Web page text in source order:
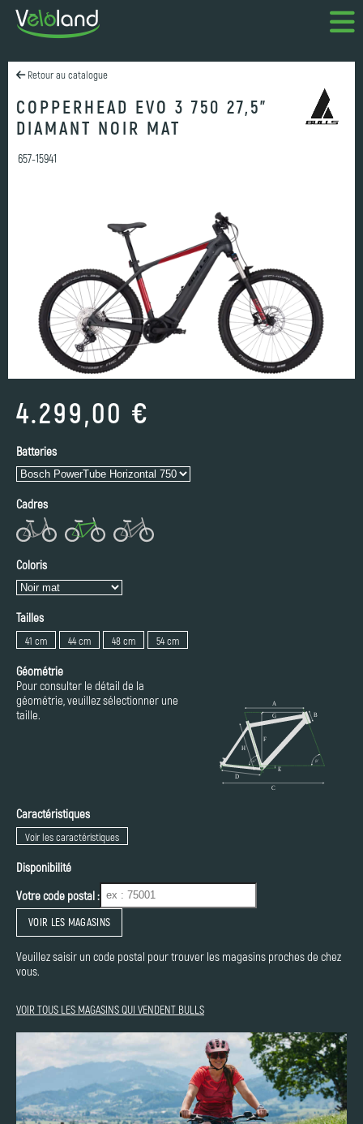
Retour au catalogue
COPPERHEAD EVO 3 750 27,5"
DIAMANT NOIR MAT
657-15941
4.299,00 €
Batteries
Cadres
Coloris
Tailles
41 cm 44 cm 48 cm 54 cm
Géométrie
Pour consulter le détail de la
géométrie, veuillez sélectionner une
taille.
Caractéristiques
Voir les caractéristiques
Disponibilité
Votre code postal :
VOIR LES MAGASINS
Veuillez saisir un code postal pour trouver les magasins proches de chez
vous.
VOIR TOUS LES MAGASINS QUI VENDENT BULLS